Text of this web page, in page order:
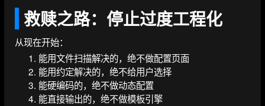
救赎之路：停止过度工程化
从现在开始：
能用文件扫描解决的，绝不做配置页面
能用约定解决的，绝不给用户选择
能硬编码的，绝不做动态配置
能直接输出的，绝不做模板引擎